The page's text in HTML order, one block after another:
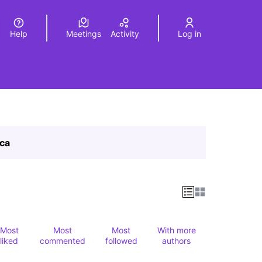
Elegir el idiomaChoose language
Help Meetings Activity Log in
Most
liked
Most
commented
Most
followed
With more
authors